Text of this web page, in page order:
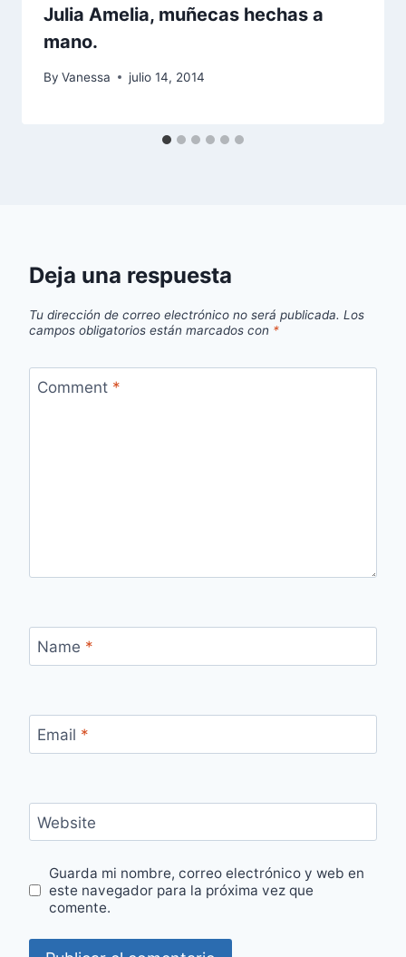
Julia Amelia, muñecas hechas a
mano.
By Vanessa julio 14, 2014
Deja una respuesta
Tu dirección de correo electrónico no será publicada. Los
campos obligatorios están marcados con *
Comment *
Name *
Email *
Website
Guarda mi nombre, correo electrónico y web en
este navegador para la próxima vez que
comente.